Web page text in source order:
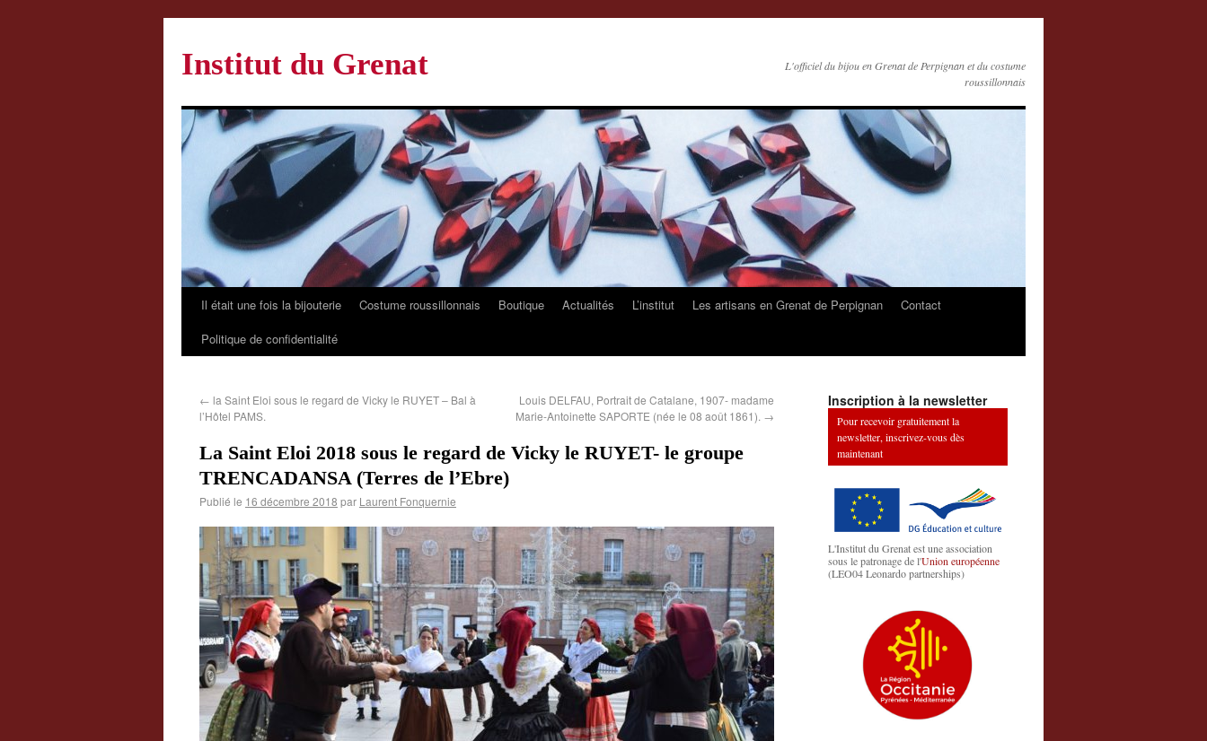
Institut du Grenat
L'officiel du bijou en Grenat de Perpignan et du costume
roussillonnais
Il était une fois la bijouterie Costume roussillonnais Boutique Actualités L’institut Les artisans en Grenat de Perpignan
Contact
Politique de confidentialité
← la Saint Eloi sous le regard de Vicky le RUYET – Bal à
l’Hôtel PAMS.
Louis DELFAU, Portrait de Catalane, 1907- madame
Marie-Antoinette SAPORTE (née le 08 août 1861). →
La Saint Eloi 2018 sous le regard de Vicky le RUYET- le groupe
TRENCADANSA (Terres de l’Ebre)
Publié le 16 décembre 2018 par Laurent Fonquernie
Inscription à la newsletter
Pour recevoir gratuitement la
newsletter, inscrivez-vous dès
maintenant
L'Institut du Grenat est une association
sous le patronage de l'Union européenne
(LEO04 Leonardo partnerships)